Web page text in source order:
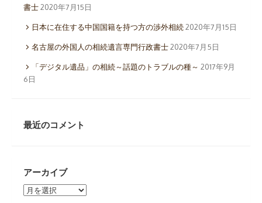
書士2020年7月15日
日本に在住する中国国籍を持つ方の渉外相続2020年7月15日
名古屋の外国人の相続遺言専門行政書士2020年7月5日
「デジタル遺品」の相続～話題のトラブルの種～ 2017年9月
6日
最近のコメント
アーカイブ
ア